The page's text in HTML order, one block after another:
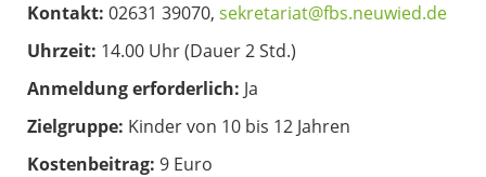
Kontakt: 02631 39070, sekretariat@fbs.neuwied.de
Uhrzeit: 14.00 Uhr (Dauer 2 Std.)
Anmeldung erforderlich: Ja
Zielgruppe: Kinder von 10 bis 12 Jahren
Kostenbeitrag: 9 Euro